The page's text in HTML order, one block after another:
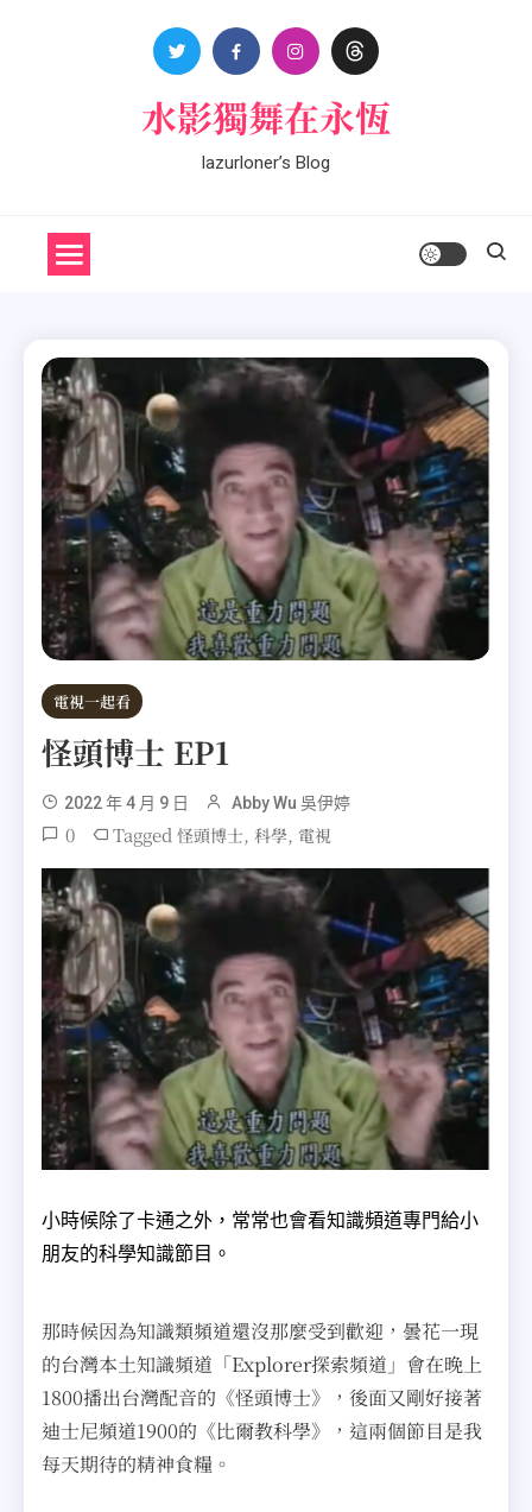
水影獨舞在永恆
lazurloner’s Blog
電視一起看
怪頭博士 EP1
2022 年 4 月 9 日 Abby Wu 吳伊婷
0 Tagged 怪頭博士, 科學, 電視
小時候除了卡通之外，常常也會看知識頻道專門給小
朋友的科學知識節目。
那時候因為知識類頻道還沒那麼受到歡迎，曇花一現
的台灣本土知識頻道「Explorer探索頻道」會在晚上
1800播出台灣配音的《怪頭博士》，後面又剛好接著
迪士尼頻道1900的《比爾教科學》，這兩個節目是我
每天期待的精神食糧。